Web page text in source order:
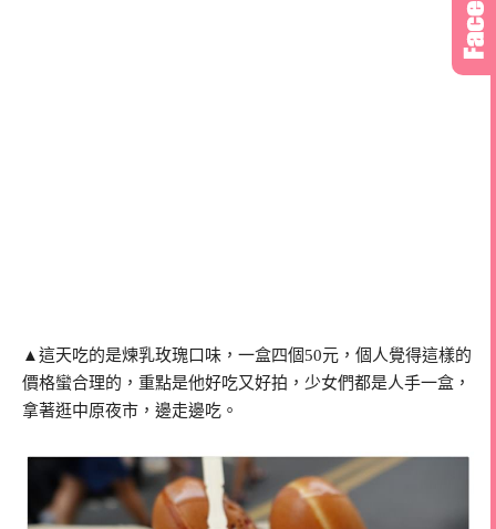
▲這天吃的是煉乳玫瑰口味，一盒四個50元，個人覺得這樣的
價格蠻合理的，重點是他好吃又好拍，少女們都是人手一盒，
拿著逛中原夜市，邊走邊吃。